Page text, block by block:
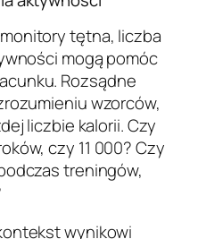
tętna, liczba
mogą pomóc
Rozsądne
wzorców,
liczbie kalorii. Czy
czy 11 000? Czy
treningów,
wynikowi